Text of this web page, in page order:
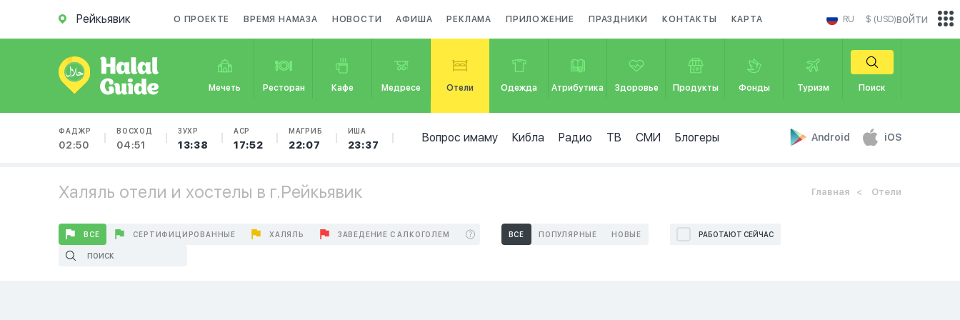
Рейкьявик О ПРОЕКТЕ ВРЕМЯ НАМАЗА НОВОСТИ АФИША РЕКЛАМА ПРИЛОЖЕНИЕ ПРАЗДНИКИ КОНТАКТЫ КАРТА RU $ (USD)
Мечеть Ресторан Кафе Медресе Отели Одежда Атрибутика Здоровье Продукты Фонды Туризм Поиск
ФАДЖР
02:50
ВОСХОД
04:51
ЗУХР
13:38
АСР
17:52
МАГРИБ
22:07
ИША
23:37
Вопрос имаму Кибла Радио ТВ СМИ Блогеры Android iOS
войти
Халяль отели и хостелы в г.Рейкьявик Главная Отели
ВСЕ СЕРТИФИЦИРОВАННЫЕ ХАЛЯЛЬ ЗАВЕДЕНИЕ С АЛКОГОЛЕМ ВСЕ ПОПУЛЯРНЫЕ НОВЫЕ РАБОТАЮТ СЕЙЧАС